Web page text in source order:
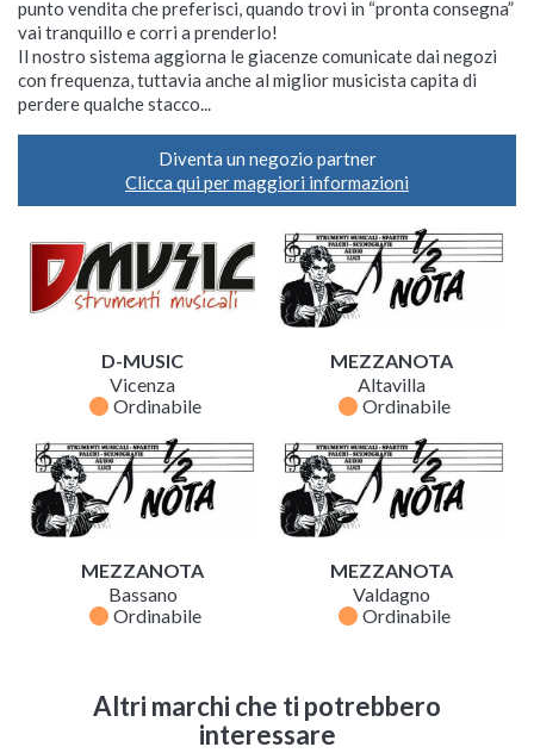
punto vendita che preferisci, quando trovi in “pronta consegna”
vai tranquillo e corri a prenderlo!
Il nostro sistema aggiorna le giacenze comunicate dai negozi
con frequenza, tuttavia anche al miglior musicista capita di
perdere qualche stacco...
Diventa un negozio partner
Clicca qui per maggiori informazioni
D-MUSIC
Vicenza
fiber_manual_record Ordinabile
MEZZANOTA
Altavilla
fiber_manual_record Ordinabile
MEZZANOTA
Bassano
fiber_manual_record Ordinabile
MEZZANOTA
Valdagno
fiber_manual_record Ordinabile
Altri marchi che ti potrebbero
interessare